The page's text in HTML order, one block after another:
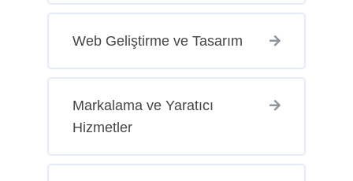
Web Geliştirme ve Tasarım
Markalama ve Yaratıcı
Hizmetler